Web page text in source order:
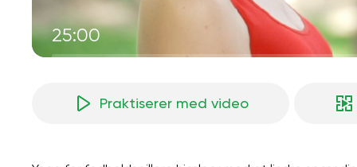
25:00
Praktiserer med video